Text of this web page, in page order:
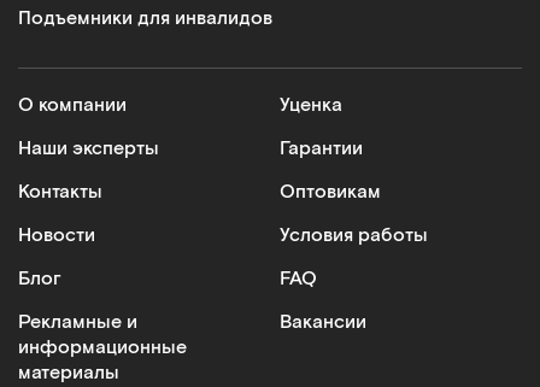
Подъемники для инвалидов
О компании
Наши эксперты
Контакты
Новости
Блог
Рекламные и
информационные
материалы
Уценка
Гарантии
Оптовикам
Условия работы
FAQ
Вакансии